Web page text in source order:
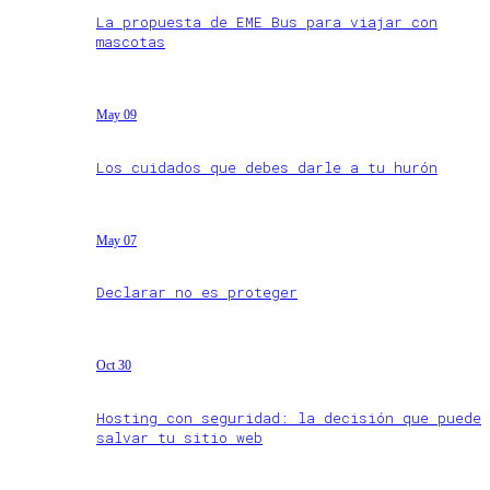
La propuesta de EME Bus para viajar con
mascotas
May 09
Los cuidados que debes darle a tu hurón
May 07
Declarar no es proteger
Oct 30
Hosting con seguridad: la decisión que puede
salvar tu sitio web